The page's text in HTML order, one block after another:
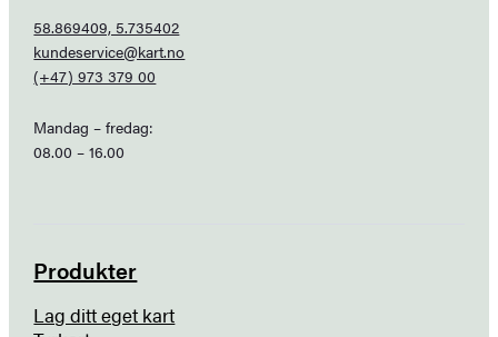
58.869409, 5.735402
kundeservice@kart.no
(+47) 973 379 00
Mandag – fredag:
08.00 – 16.00
Produkter
Lag ditt eget kart